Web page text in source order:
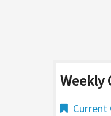
Weekly
Current